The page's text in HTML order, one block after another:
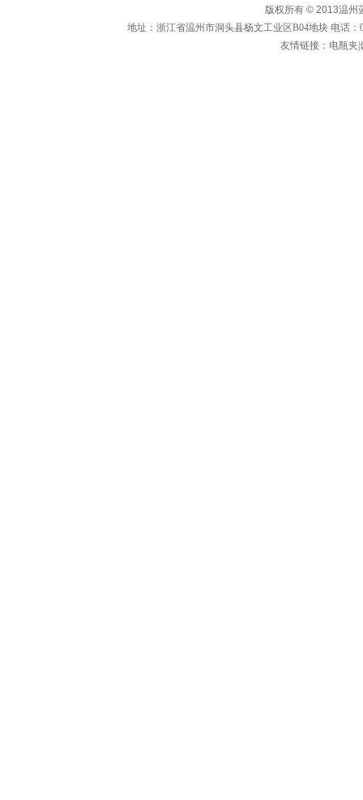
版权所有 © 2013温州
地址：浙江省温州市洞头县杨文工业区B04地块 电话：
友情链接： 电瓶夹